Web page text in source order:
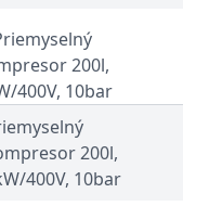
200l,
400V, 10bar